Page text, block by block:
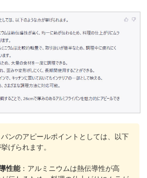
ンのアピールポイントとしては、以下
げられます。
性能：アルミニウムは熱伝導性が高